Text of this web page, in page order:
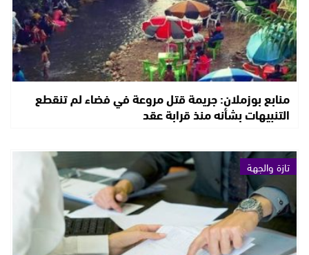
منابع بوزملان: جريمة قتل مروعة في فضاء لم تنقطع
التنبيهات بشأنه منذ قرابة عقد
تازة والجهة